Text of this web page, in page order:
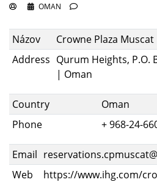
OMAN
Názov
Crowne Plaza Muscat
Address Qurum Heights, P.O.
| Oman
Country
Oman
Phone
+ 968-24-
Email
Web
https://www.ihg.com/